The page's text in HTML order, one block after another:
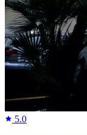
5.0